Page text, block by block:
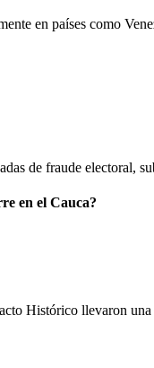
en países como
de fraude electoral,
en el Cauca?
Histórico llevaron una